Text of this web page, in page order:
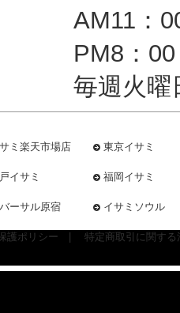
AM11：
PM8：
毎週火曜
ミ楽天市場店 東京イサミ
イサミ 福岡イサミ
ーサル原宿 イサミソウル
護ポリシー 特定商取引に関す